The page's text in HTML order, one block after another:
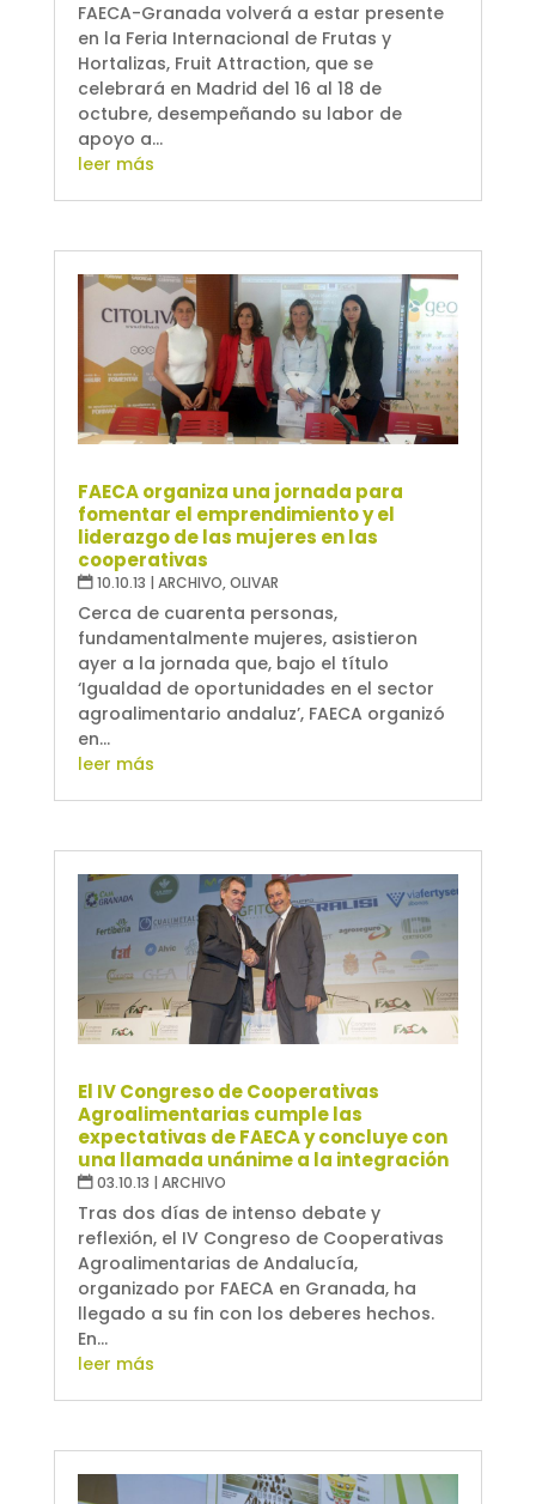
FAECA-Granada volverá a estar presente
en la Feria Internacional de Frutas y
Hortalizas, Fruit Attraction, que se
celebrará en Madrid del 16 al 18 de
octubre, desempeñando su labor de
apoyo a...
leer más
FAECA organiza una jornada para
fomentar el emprendimiento y el
liderazgo de las mujeres en las
cooperativas
10.10.13 | ARCHIVO,OLIVAR
Cerca de cuarenta personas,
fundamentalmente mujeres, asistieron
ayer a la jornada que, bajo el título
‘Igualdad de oportunidades en el sector
agroalimentario andaluz’, FAECA organizó
en...
leer más
El IV Congreso de Cooperativas
Agroalimentarias cumple las
expectativas de FAECA y concluye con
una llamada unánime a la integración
03.10.13 | ARCHIVO
Tras dos días de intenso debate y
reflexión, el IV Congreso de Cooperativas
Agroalimentarias de Andalucía,
organizado por FAECA en Granada, ha
llegado a su fin con los deberes hechos.
En...
leer más